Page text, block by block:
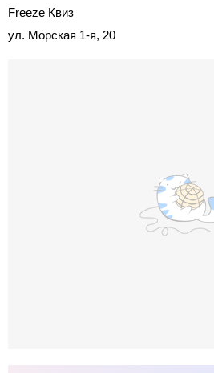
Freeze Квиз
ул. Морская 1-я, 20